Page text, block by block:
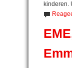
kinderen.